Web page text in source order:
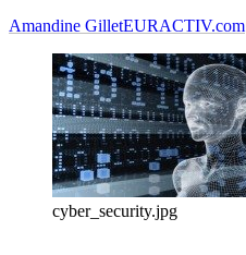
Amandine GilletEURACTIV.com
cyber_security.jpg